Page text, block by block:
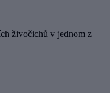
živočichů v jednom z